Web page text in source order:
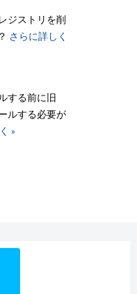
ジストリを削
さらに詳しく
する前に旧
ルする必要が
»